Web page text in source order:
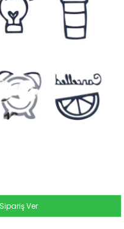
Ver